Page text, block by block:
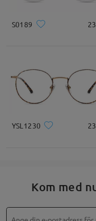
S0189
YSL1230
Kom med